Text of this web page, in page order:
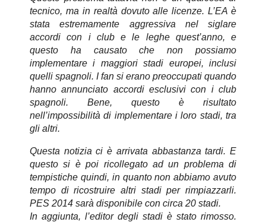
tecnico, ma in realtà dovuto alle licenze. L’EA è
stata estremamente aggressiva nel siglare
accordi con i club e le leghe quest’anno, e
questo ha causato che non possiamo
implementare i maggiori stadi europei, inclusi
quelli spagnoli. I fan si erano preoccupati quando
hanno annunciato accordi esclusivi con i club
spagnoli. Bene, questo è risultato
nell’impossibilità di implementare i loro stadi, tra
gli altri.
Questa notizia ci è arrivata abbastanza tardi. E
questo si è poi ricollegato ad un problema di
tempistiche quindi, in quanto non abbiamo avuto
tempo di ricostruire altri stadi per rimpiazzarli.
PES 2014 sarà disponibile con circa 20 stadi.
In aggiunta, l’editor degli stadi è stato rimosso.